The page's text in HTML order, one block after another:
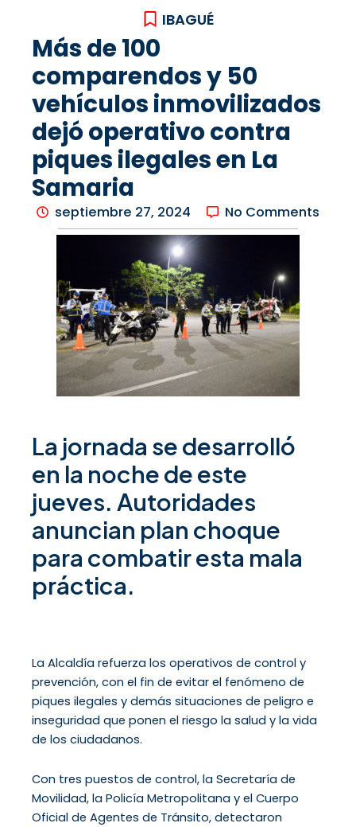
IBAGUÉ
Más de 100
comparendos y 50
vehículos inmovilizados
dejó operativo contra
piques ilegales en La
Samaria
septiembre 27, 2024 No Comments
La jornada se desarrolló
en la noche de este
jueves. Autoridades
anuncian plan choque
para combatir esta mala
práctica.
La Alcaldía refuerza los operativos de control y
prevención, con el fin de evitar el fenómeno de
piques ilegales y demás situaciones de peligro e
inseguridad que ponen el riesgo la salud y la vida
de los ciudadanos.
Con tres puestos de control, la Secretaría de
Movilidad, la Policía Metropolitana y el Cuerpo
Oficial de Agentes de Tránsito, detectaron